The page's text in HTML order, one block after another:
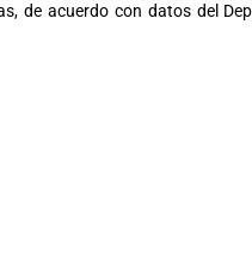
de acuerdo con datos del